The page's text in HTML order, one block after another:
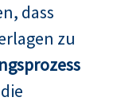
dass
zu